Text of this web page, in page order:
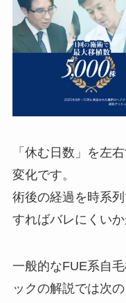
「休む日数」を左
変化です。
術後の経過を時系
すればバレにくいか
一般的なFUE系自
ックの解説では次